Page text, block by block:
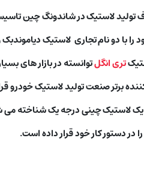
با دو نام تجاری لاستیک
تری انگلتوانسته در بازار های
برتر صنعت تولید لاستیک خودرو
یک لاستیک چینی درجه یک شناخته
در دستور کار خود قرار داده است.